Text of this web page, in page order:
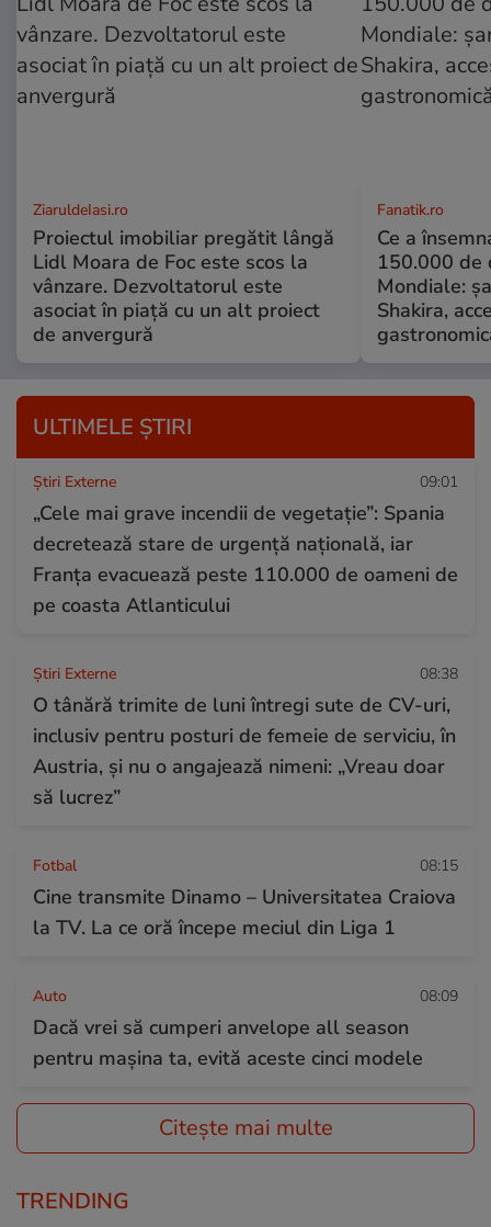
ZiaruldeIasi.ro
Proiectul imobiliar pregătit lângă
Lidl Moara de Foc este scos la
vânzare. Dezvoltatorul este
asociat în piață cu un alt proiect
de anvergură
Fanatik.ro
Ce a
150.000 de
Mondiale:
Shakira,
ULTIMELE ȘTIRI
Știri Externe 09:01
„Cele mai grave incendii de vegetație”: Spania
decretează stare de urgență națională, iar
Franța evacuează peste 110.000 de oameni de
pe coasta Atlanticului
Știri Externe 08:38
O tânără trimite de luni întregi sute de CV-uri,
inclusiv pentru posturi de femeie de serviciu, în
Austria, și nu o angajează nimeni: „Vreau doar
să lucrez”
Fotbal 08:15
Cine transmite Dinamo – Universitatea Craiova
la TV. La ce oră începe meciul din Liga 1
Auto 08:09
Dacă vrei să cumperi anvelope all season
pentru mașina ta, evită aceste cinci modele
Citește mai multe
TRENDING